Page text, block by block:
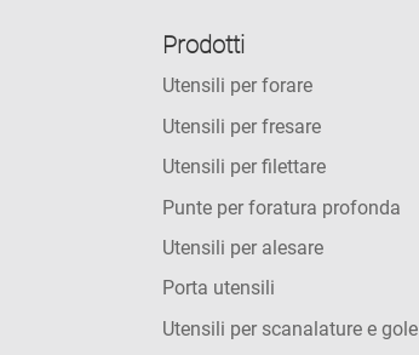
Prodotti
Utensili per forare
Utensili per fresare
Utensili per filettare
Punte per foratura profonda
Utensili per alesare
Porta utensili
Utensili per scanalature e gole